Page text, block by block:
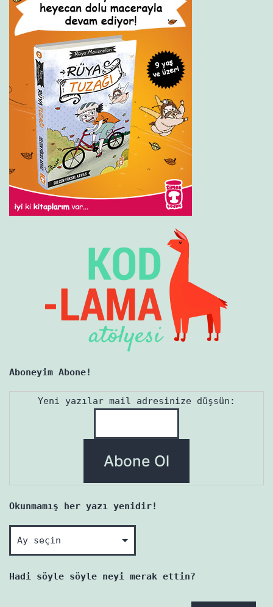
Aboneyim Abone!
Yeni yazılar mail adresinize düşsün:
Okunmamış her yazı yenidir!
Okunmamış
her
yazı
Hadi söyle söyle neyi merak ettin?